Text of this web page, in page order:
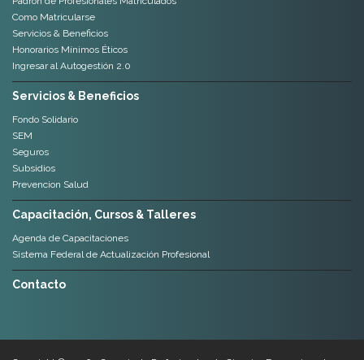
Como Matricularse
Servicios & Beneficios
Honorarios Mínimos Éticos
Ingresar al Autogestión 2.0
Servicios & Beneficios
Fondo Solidario
SEM
Seguros
Subsidios
Prevencion Salud
Capacitación, Cursos & Talleres
Agenda de Capacitaciones
Sistema Federal de Actualización Profesional
Contacto